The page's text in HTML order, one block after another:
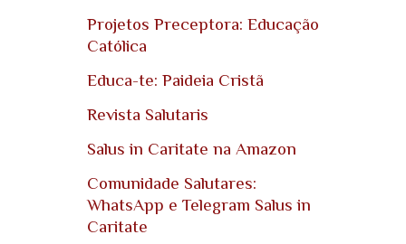
Projetos Preceptora: Educação
Católica
Educa-te: Paideia Cristã
Revista Salutaris
Salus in Caritate na Amazon
Comunidade Salutares:
WhatsApp e Telegram Salus in
Caritate